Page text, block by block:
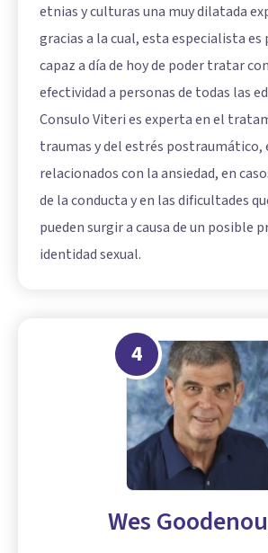
etnias y culturas una muy dilatada
gracias a la cual, esta especialista
capaz a día de hoy de poder tratar
efectividad a personas de todas las
Consulo Viteri es experta en el
traumas y del estrés postraumático,
relacionados con la ansiedad, en
de la conducta y en las dificultades
pueden surgir a causa de un posible
identidad sexual.
4
Wes